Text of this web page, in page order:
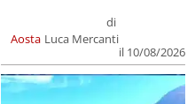
Aosta
di
Luca Mercanti
il 10/08/2026